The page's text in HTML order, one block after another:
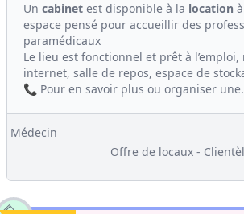
Un cabinet est disponible à la location
espace pensé pour accueillir des
paramédicaux
Le lieu est fonctionnel et prêt à l’emploi,
internet, salle de repos, espace de
📞 Pour en savoir plus ou organiser
Médecin
Offre de locaux -